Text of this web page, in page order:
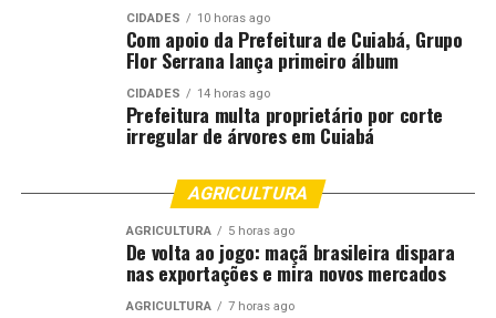
CIDADES 10 horas ago
Com apoio da Prefeitura de Cuiabá, Grupo
Flor Serrana lança primeiro álbum
CIDADES 14 horas ago
Prefeitura multa proprietário por corte
irregular de árvores em Cuiabá
AGRICULTURA
AGRICULTURA 5 horas ago
De volta ao jogo: maçã brasileira dispara
nas exportações e mira novos mercados
AGRICULTURA 7 horas ago